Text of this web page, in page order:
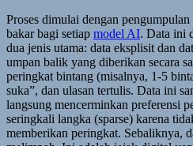
Proses dimulai dengan
bakar bagi setiap model AI. Data ini
dua jenis utama: data eksplisit dan
umpan balik yang diberikan secara
peringkat bintang (misalnya, 1-5
suka”, dan ulasan tertulis. Data ini
langsung mencerminkan preferensi
seringkali langka (sparse) karena
memberikan peringkat. Sebaliknya,